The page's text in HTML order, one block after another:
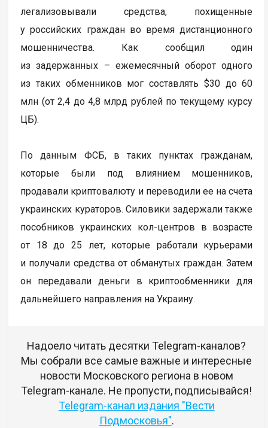
легализовывали средства, похищенные
у российских граждан во время дистанционного
мошенничества. Как сообщил один
из задержанных – ежемесячный оборот одного
из таких обменников мог составлять $30 до 60
млн (от 2,4 до 4,8 млрд рублей по текущему курсу
ЦБ).
По данным ФСБ, в таких пунктах гражданам,
которые были под влиянием мошенников,
продавали криптовалюту и переводили ее на счета
украинских кураторов. Силовики задержали также
пособников украинских кол-центров в возрасте
от 18 до 25 лет, которые работали курьерами
и получали средства от обманутых граждан. Затем
он передавали деньги в криптообменники для
дальнейшего направления на Украину.
Надоело читать десятки Telegram-каналов?
Мы собрали все самые важные и интересные
новости Московского региона в новом
Telegram-канале. Не пропусти, подписывайся!
Telegram-канал издания "Вести
Подмосковья".